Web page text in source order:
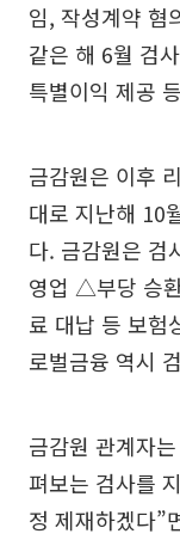
임, 작성계약 혐
같은 해 6월 검
특별이익 제공
금감원은 이후
대로 지난해 10
다. 금감원은 검
영업 △부당 승
료 대납 등 보험
로벌금융 역시
금감원 관계자
펴보는 검사를
정 제재하겠다”